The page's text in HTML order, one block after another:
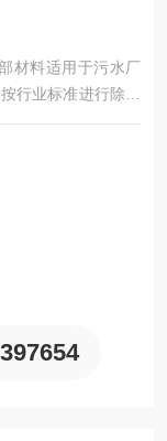
材料适用于污水厂
行业标准进行除锈